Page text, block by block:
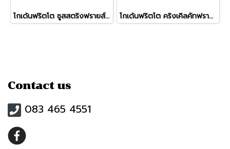
โกเด้นฟริตโต ชูสสตริงฟรายส์ 1/4 (เส้นเล็ก 7 mm) โกเด้นฟริตโต คริงเคิลคัทฟรายส์ (แบบหยัก)
Contact us
083 465 4551